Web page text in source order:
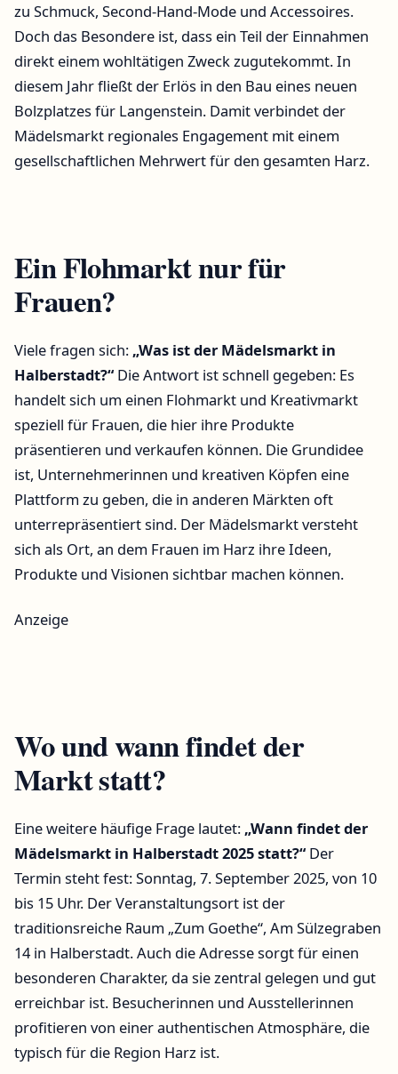
zu Schmuck, Second-Hand-Mode und Accessoires.
Doch das Besondere ist, dass ein Teil der Einnahmen
direkt einem wohltätigen Zweck zugutekommt. In
diesem Jahr fließt der Erlös in den Bau eines neuen
Bolzplatzes für Langenstein. Damit verbindet der
Mädelsmarkt regionales Engagement mit einem
gesellschaftlichen Mehrwert für den gesamten Harz.
Ein Flohmarkt nur für
Frauen?
Viele fragen sich: „Was ist der Mädelsmarkt in
Halberstadt?“ Die Antwort ist schnell gegeben: Es
handelt sich um einen Flohmarkt und Kreativmarkt
speziell für Frauen, die hier ihre Produkte
präsentieren und verkaufen können. Die Grundidee
ist, Unternehmerinnen und kreativen Köpfen eine
Plattform zu geben, die in anderen Märkten oft
unterrepräsentiert sind. Der Mädelsmarkt versteht
sich als Ort, an dem Frauen im Harz ihre Ideen,
Produkte und Visionen sichtbar machen können.
Anzeige
Wo und wann findet der
Markt statt?
Eine weitere häufige Frage lautet: „Wann findet der
Mädelsmarkt in Halberstadt 2025 statt?“ Der
Termin steht fest: Sonntag, 7. September 2025, von 10
bis 15 Uhr. Der Veranstaltungsort ist der
traditionsreiche Raum „Zum Goethe“, Am Sülzegraben
14 in Halberstadt. Auch die Adresse sorgt für einen
besonderen Charakter, da sie zentral gelegen und gut
erreichbar ist. Besucherinnen und Ausstellerinnen
profitieren von einer authentischen Atmosphäre, die
typisch für die Region Harz ist.